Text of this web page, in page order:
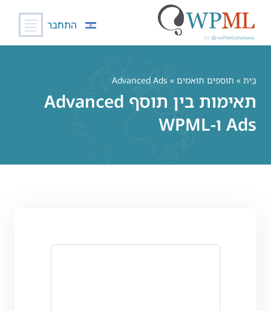
התחבר
בַּיִת » תוספים תואמים » Advanced Ads
תאימות בין תוסף Advanced
Ads ו-WPML